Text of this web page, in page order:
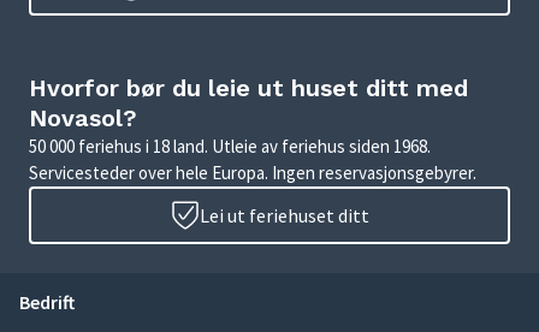
Hvorfor bør du leie ut huset ditt med
Novasol?
50 000 feriehus i 18 land. Utleie av feriehus siden 1968.
Servicesteder over hele Europa. Ingen reservasjonsgebyrer.
Lei ut feriehuset ditt
Bedrift